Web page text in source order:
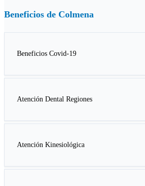
Beneficios de Colmena
Beneficios Covid-19
Atención Dental Regiones
Atención Kinesiológica